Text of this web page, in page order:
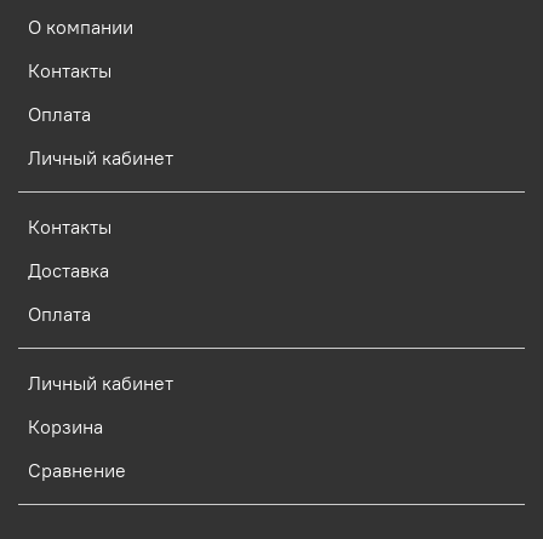
О компании
Контакты
Оплата
Личный кабинет
Контакты
Доставка
Оплата
Личный кабинет
Корзина
Сравнение